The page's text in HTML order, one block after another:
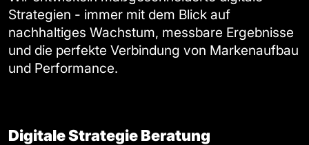
Strategien - immer mit dem Blick auf
nachhaltiges Wachstum, messbare Ergebnisse
und die perfekte Verbindung von Markenaufbau
und Performance.
Digitale Strategie Beratung